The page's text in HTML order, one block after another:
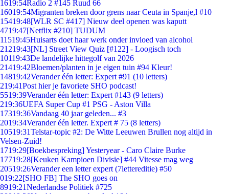
1619:54Radio 2 #145 Ruud 66
16019:54Migranten breken door grens naar Ceuta in Spanje,l #10
15419:48[WLR SC #417] Nieuw deel openen was kaputt
4719:47[Netflix #210] TUDUM
11519:45Huisarts doet haar werk onder invloed van alcohol
21219:43[NL] Street View Quiz [#122] - Loogisch toch
10119:43De landelijke hittegolf van 2026
21419:42Bloemen/planten in je eigen tuin #94 Kleur!
14819:42Verander één letter: Expert #91 (10 letters)
219:41Post hier je favoriete SHO podcast!
5519:39Verander één letter: Expert #143 (9 letters)
219:36UEFA Super Cup #1 PSG - Aston Villa
17319:36Vandaag 40 jaar geleden... #3
2019:34Verander één letter. Expert # 75 (8 letters)
10519:31Telstar-topic #2: De Witte Leeuwen Brullen nog altijd in
Velsen-Zuid!
1719:29[Boekbespreking] Yesteryear - Caro Claire Burke
17719:28[Keuken Kampioen Divisie] #44 Vitesse mag weg
20519:26Verander een letter expert (7lettereditie) #50
019:22[SHO FB] The SHO goes on
8919:21Nederlandse Politiek #725